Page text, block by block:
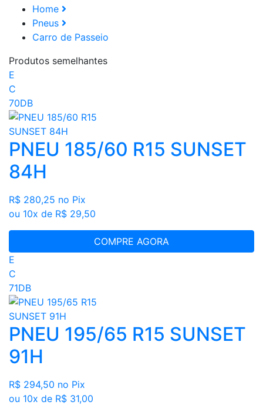
Home
Pneus
Carro de Passeio
Produtos semelhantes
E
C
70DB
PNEU 185/60 R15 SUNSET
84H
R$ 280,25 no Pix
ou 10x de R$ 29,50
COMPRE AGORA
E
C
71DB
PNEU 195/65 R15 SUNSET
91H
R$ 294,50 no Pix
ou 10x de R$ 31,00